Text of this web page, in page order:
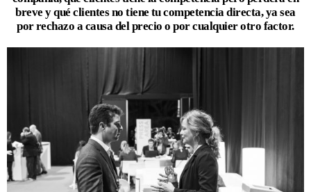
breve y qué clientes no tiene tu competencia directa, ya sea
por rechazo a causa del precio o por cualquier otro factor.